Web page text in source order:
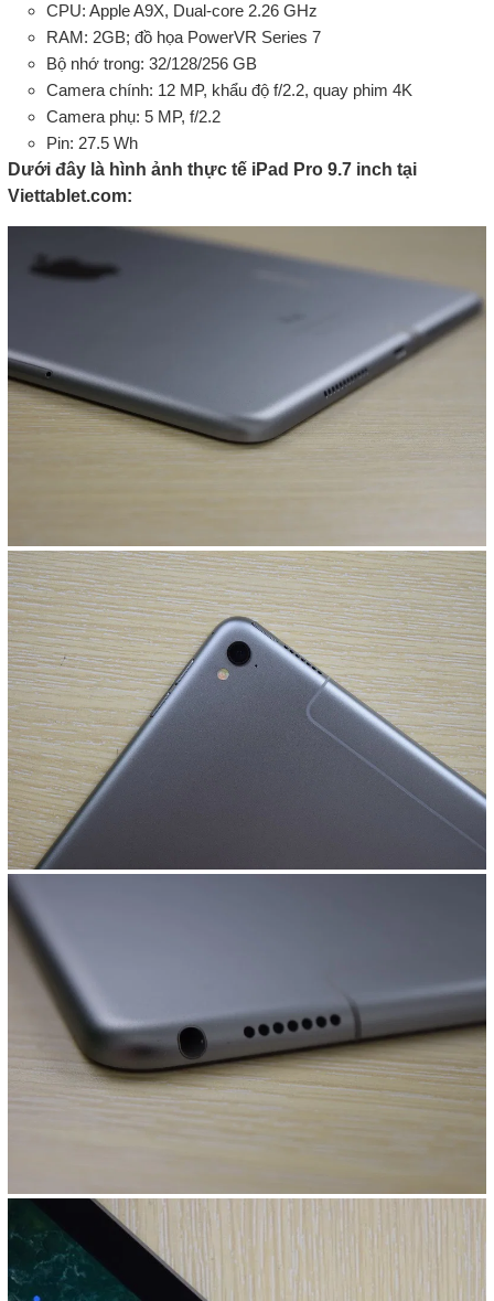
CPU: Apple A9X, Dual-core 2.26 GHz
RAM: 2GB; đồ họa PowerVR Series 7
Bộ nhớ trong: 32/128/256 GB
Camera chính: 12 MP, khẩu độ f/2.2, quay phim 4K
Camera phụ: 5 MP, f/2.2
Pin: 27.5 Wh
Dưới đây là hình ảnh thực tế iPad Pro 9.7 inch tại
Viettablet.com: